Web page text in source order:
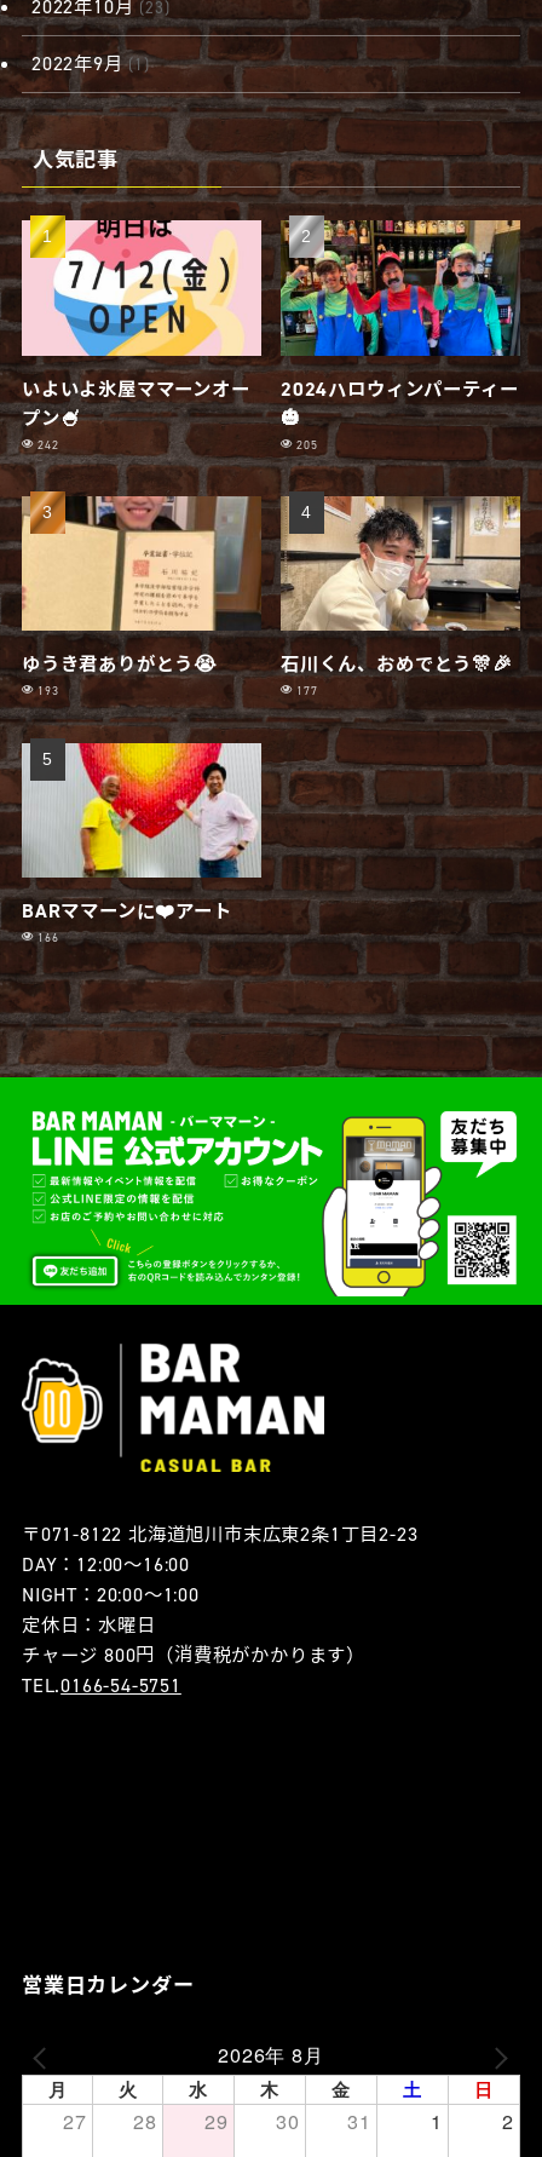
2022年10月 (23)
2022年9月(1)
人気記事
いよいよ氷屋ママーンオー
プン🍧
242
2024ハロウィンパーティー
🎃
205
ゆうき君ありがとう😭
193
石川くん、おめでとう🎊🎉
177
BARママーンに❤️アート
166
〒071-8122 北海道旭川市末広東2条1丁目2-23
DAY：12:00〜16:00
NIGHT：20:00〜1:00
定休日：水曜日
チャージ 800円（消費税がかかります）
TEL.0166-54-5751
営業日カレンダー
2026年 8月
月 火 水 木 金 土 日
27 28 29 30 31 1
2